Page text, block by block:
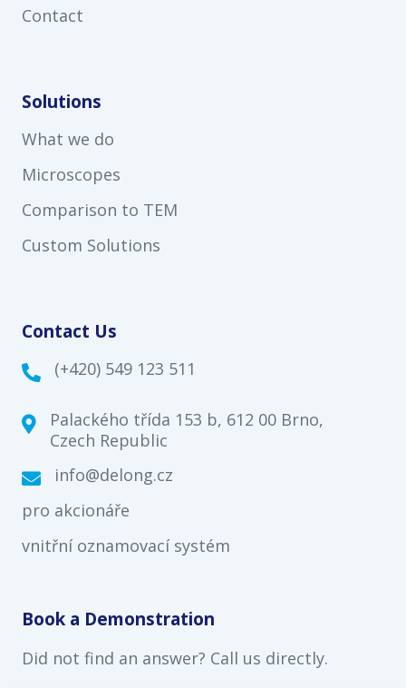
Contact
Solutions
What we do
Microscopes
Comparison to TEM
Custom Solutions
Contact Us
 (+420) 549 123 511

Palackého třída 153 b, 612 00 Brno,
Czech Republic

info@delong.cz
pro akcionáře
vnitřní oznamovací systém
Book a Demonstration
Did not find an answer? Call us directly.